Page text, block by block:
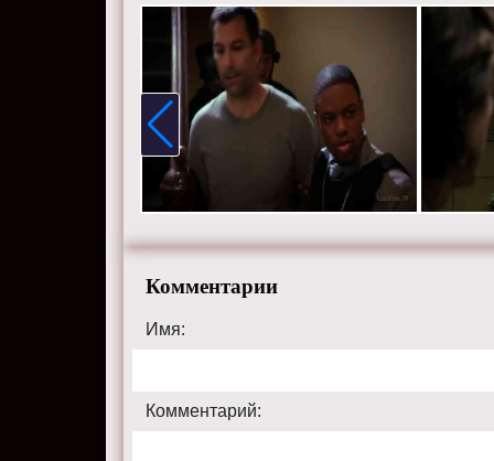
Комментарии
Имя:
Комментарий: